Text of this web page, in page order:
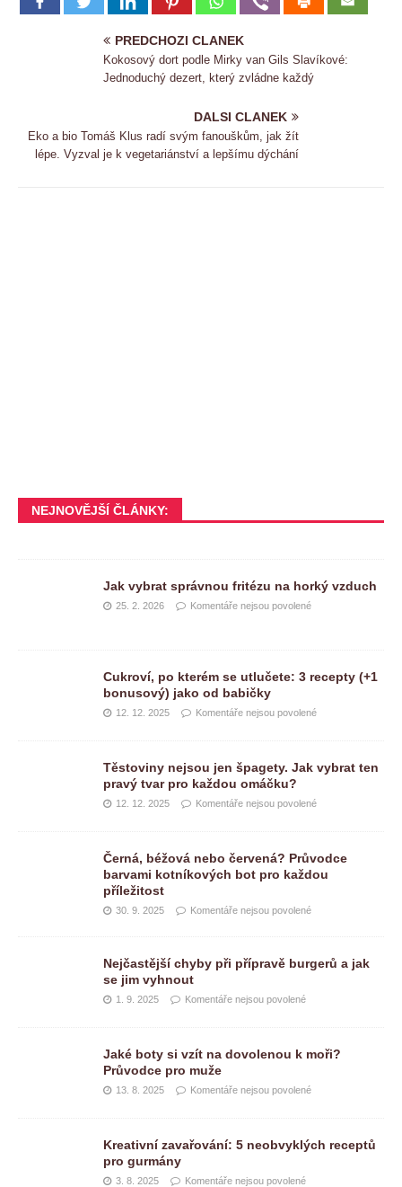
PREDCHOZI CLANEK
Kokosový dort podle Mirky van Gils Slavíkové:
Jednoduchý dezert, který zvládne každý
DALSI CLANEK
Eko a bio Tomáš Klus radí svým fanouškům, jak žít
lépe. Vyzval je k vegetariánství a lepšímu dýchání
NEJNOVĚJŠÍ ČLÁNKY:
Jak vybrat správnou fritézu na horký vzduch
25. 2. 2026 Komentáře nejsou povolené
Cukroví, po kterém se utlučete: 3 recepty (+1
bonusový) jako od babičky
12. 12. 2025 Komentáře nejsou povolené
Těstoviny nejsou jen špagety. Jak vybrat ten
pravý tvar pro každou omáčku?
12. 12. 2025 Komentáře nejsou povolené
Černá, béžová nebo červená? Průvodce
barvami kotníkových bot pro každou
příležitost
30. 9. 2025 Komentáře nejsou povolené
Nejčastější chyby při přípravě burgerů a jak
se jim vyhnout
1. 9. 2025 Komentáře nejsou povolené
Jaké boty si vzít na dovolenou k moři?
Průvodce pro muže
13. 8. 2025 Komentáře nejsou povolené
Kreativní zavařování: 5 neobvyklých receptů
pro gurmány
3. 8. 2025 Komentáře nejsou povolené